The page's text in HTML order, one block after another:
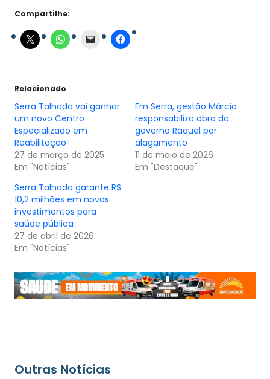
Compartilhe:
Relacionado
Serra Talhada vai ganhar
um novo Centro
Especializado em
Reabilitação
27 de março de 2025
Em "Notícias"
Em Serra, gestão Márcia
responsabiliza obra do
governo Raquel por
alagamento
11 de maio de 2026
Em "Destaque"
Serra Talhada garante R$
10,2 milhões em novos
investimentos para
saúde pública
27 de abril de 2026
Em "Notícias"
Outras Notícias